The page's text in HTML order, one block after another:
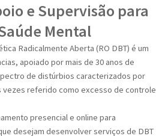
e Supervisão para
Mental
Radicalmente Aberta (RO DBT) é um
apoiado por mais de 30 anos de
de distúrbios caracterizados por
referido como excesso de controle
presencial e online para
desejam desenvolver serviços de DBT